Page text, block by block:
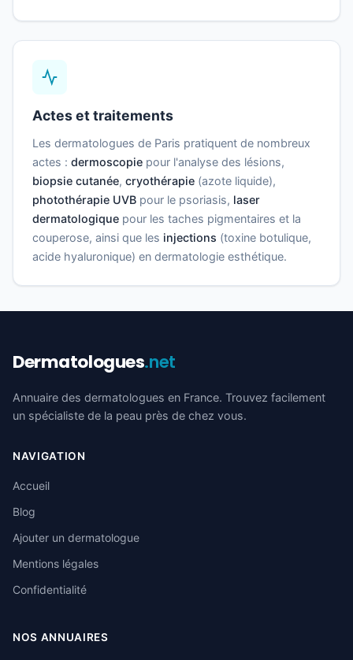
Actes et traitements
Les dermatologues de Paris pratiquent de nombreux
actes : dermoscopie pour l'analyse des lésions,
biopsie cutanée, cryothérapie (azote liquide),
photothérapie UVB pour le psoriasis, laser
dermatologique pour les taches pigmentaires et la
couperose, ainsi que les injections (toxine botulique,
acide hyaluronique) en dermatologie esthétique.
Dermatologues.net
Annuaire des dermatologues en France. Trouvez facilement
un spécialiste de la peau près de chez vous.
NAVIGATION
Accueil
Blog
Ajouter un dermatologue
Mentions légales
Confidentialité
NOS ANNUAIRES